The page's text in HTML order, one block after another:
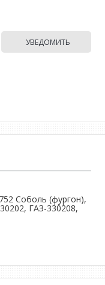
УВЕДОМИТЬ
Соболь (фургон),
ГАЗ-330208,